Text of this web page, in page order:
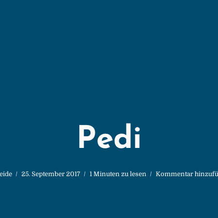
Pedi
25. September 2017 1 Minuten zu lesen Kommentar